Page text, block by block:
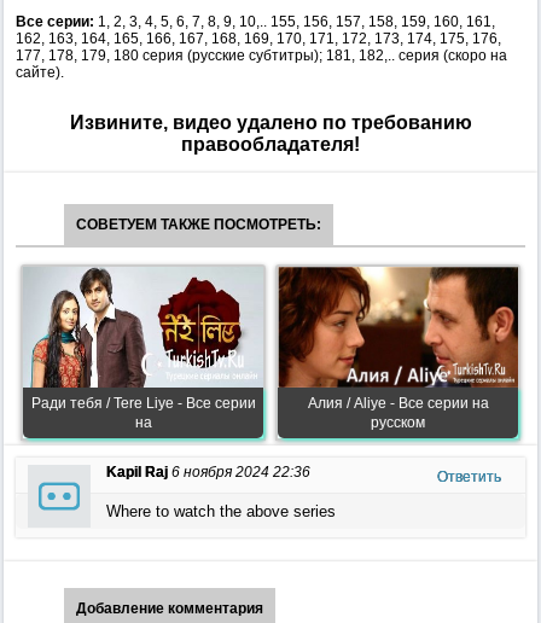
Все серии: 1, 2, 3, 4, 5, 6, 7, 8, 9, 10,.. 155, 156, 157, 158, 159, 160, 161,
162, 163, 164, 165, 166, 167, 168, 169, 170, 171, 172, 173, 174, 175, 176,
177, 178, 179, 180 серия (русские субтитры); 181, 182,.. серия (скоро на
сайте).
Извините, видео удалено по требованию
правообладателя!
СОВЕТУЕМ ТАКЖЕ ПОСМОТРЕТЬ:
Ради тебя / Tere Liye - Все серии
на
Алия / Aliye - Все серии на
русском
Kapil Raj 6 ноября 2024 22:36 Ответить
Where to watch the above series
Добавление комментария